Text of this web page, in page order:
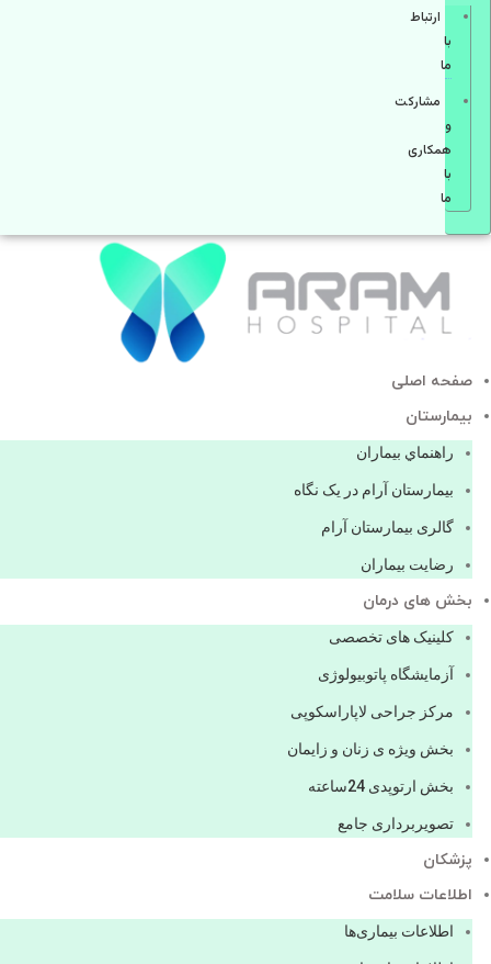
ارتباط
با
ما
مشاركت
و
همكاری
با
ما
صفحه اصلی
بيمارستان
راهنماي بیماران
بیمارستان آرام در یک نگاه
گالری بیمارستان آرام
رضایت بیماران
بخش های درمان
کلینیک های تخصصی
آزمایشگاه پاتوبیولوژی
مرکز جراحی لاپاراسکوپی
بخش ویژه ی زنان و زایمان
بخش ارتوپدی 24ساعته
تصویربرداری جامع
پزشكان
اطلاعات سلامت
اطلاعات بیماری‌ها